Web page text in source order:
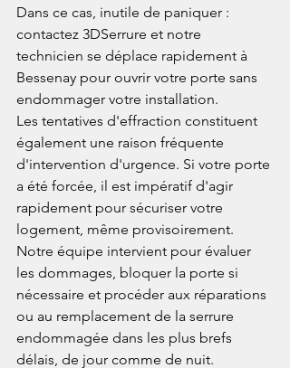
Dans ce cas, inutile de paniquer :
contactez 3DSerrure et notre
technicien se déplace rapidement à
Bessenay pour ouvrir votre porte sans
endommager votre installation.
Les tentatives d'effraction constituent
également une raison fréquente
d'intervention d'urgence. Si votre porte
a été forcée, il est impératif d'agir
rapidement pour sécuriser votre
logement, même provisoirement.
Notre équipe intervient pour évaluer
les dommages, bloquer la porte si
nécessaire et procéder aux réparations
ou au remplacement de la serrure
endommagée dans les plus brefs
délais, de jour comme de nuit.